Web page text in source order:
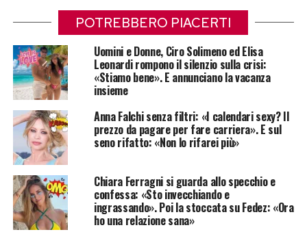
POTREBBERO PIACERTI
Uomini e Donne, Ciro Solimeno ed Elisa
Leonardi rompono il silenzio sulla crisi:
«Stiamo bene». E annunciano la vacanza
insieme
Anna Falchi senza filtri: «I calendari sexy? Il
prezzo da pagare per fare carriera». E sul
seno rifatto: «Non lo rifarei più»
Chiara Ferragni si guarda allo specchio e
confessa: «Sto invecchiando e
ingrassando». Poi la stoccata su Fedez: «Ora
ho una relazione sana»